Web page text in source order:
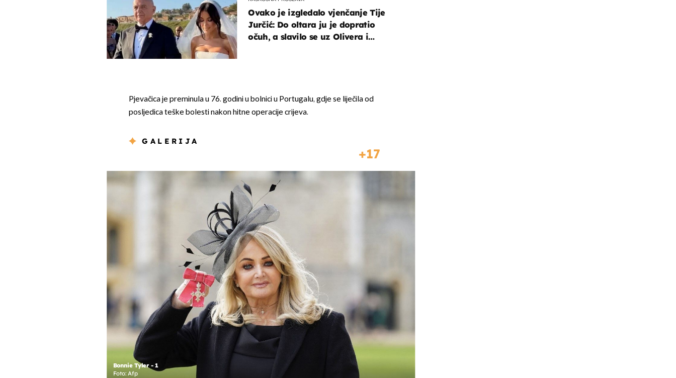
Ovako je izgledalo vjenčanje Tije
Jurčić: Do oltara ju je dopratio
očuh, a slavilo se uz Olivera i
Pjevačica je preminula u 76. godini u bolnici u Portugalu, gdje se liječila od
posljedica teške bolesti nakon hitne operacije crijeva.
GALERIJA
17
Bonnie Tyler - 1
Foto: Afp
OMOGUĆI OBAVIJESTI